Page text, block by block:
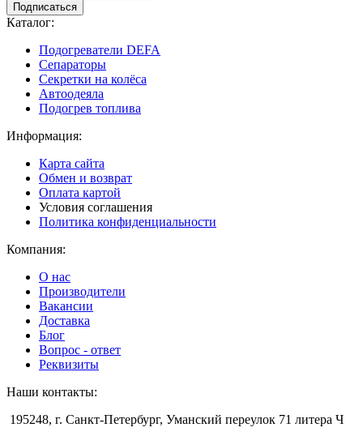
Подписаться
Каталог:
Подогреватели DEFA
Сепараторы
Секретки на колёса
Автоодеяла
Подогрев топлива
Информация:
Карта сайта
Обмен и возврат
Оплата картой
Условия соглашения
Политика конфиденциальности
Компания:
О нас
Производители
Вакансии
Доставка
Блог
Вопрос - ответ
Реквизиты
Наши контакты:
195248, г. Санкт-Петербург, Уманский переулок 71 литера Ч